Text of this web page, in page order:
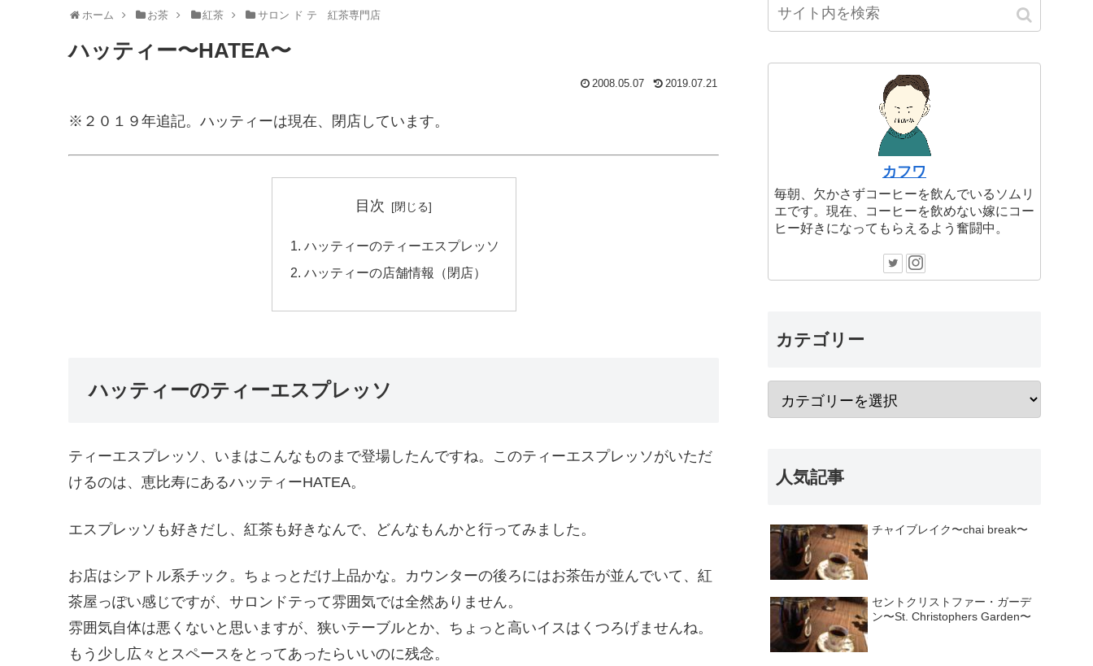
ホーム お茶 紅茶 サロン ド テ 紅茶専門店
ハッティー〜HATEA〜
2008.05.07 2019.07.21
※２０１９年追記。ハッティーは現在、閉店しています。
目次
ハッティーのティーエスプレッソ
ハッティーの店舗情報（閉店）
ハッティーのティーエスプレッソ
ティーエスプレッソ、いまはこんなものまで登場したんですね。このティーエスプレッソがいただ
けるのは、恵比寿にあるハッティーHATEA。
エスプレッソも好きだし、紅茶も好きなんで、どんなもんかと行ってみました。
お店はシアトル系チック。ちょっとだけ上品かな。カウンターの後ろにはお茶缶が並んでいて、紅
茶屋っぽい感じですが、サロンドテって雰囲気では全然ありません。
雰囲気自体は悪くないと思いますが、狭いテーブルとか、ちょっと高いイスはくつろげませんね。
もう少し広々とスペースをとってあったらいいのに残念。
カフワ
毎朝、欠かさずコーヒーを飲んでいるソムリ
エです。現在、コーヒーを飲めない嫁にコー
ヒー好きになってもらえるよう奮闘中。
カテゴリー
人気記事
チャイブレイク〜chai break〜
セントクリストファー・ガーデ
ン〜St. Christophers Garden〜